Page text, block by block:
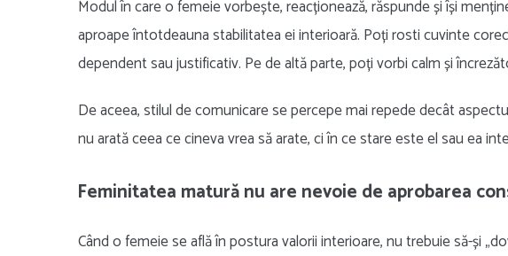
Modul în care o femeie vorbește, reacționează, răspunde și își
aproape întotdeauna stabilitatea ei interioară. Poți rosti cuvinte
dependent sau justificativ. Pe de altă parte, poți vorbi calm și
De aceea, stilul de comunicare se percepe mai repede decât
nu arată ceea ce cineva vrea să arate, ci în ce stare este el sau ea
Feminitatea matură nu are nevoie de aprobarea
Când o femeie se află în postura valorii interioare, nu trebuie să-și